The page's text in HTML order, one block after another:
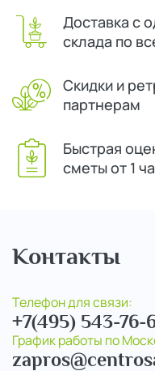
Доставка с
склада по
Скидки и
партнерам
Быстрая
сметы от 1
Контакты
Телефон для связи:
+7(495) 543-76-
График работы по